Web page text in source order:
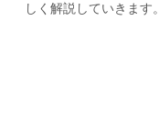
しく解説していきます。